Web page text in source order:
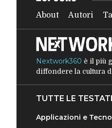
About Autori
Nextwork360 è il più
diffondere la cultura
TUTTE LE
Applicazioni e